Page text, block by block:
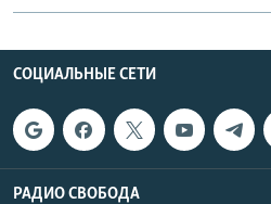
СОЦИАЛЬНЫЕ СЕТИ
РАДИО СВОБОДА